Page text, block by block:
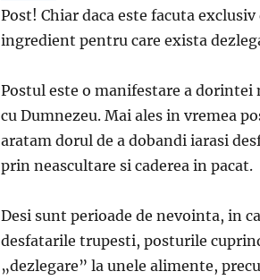
Post! Chiar daca este facuta
ingredient pentru care exista
Postul este o manifestare a dorintei
cu Dumnezeu. Mai ales in vremea
aratam dorul de a dobandi iarasi
prin neascultare si caderea in pacat.
Desi sunt perioade de nevointa, in
desfatarile trupesti, posturile
„dezlegare” la unele alimente,